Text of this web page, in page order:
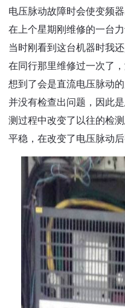
电压脉动故障时会使变频
在上个星期刚维修的一台
当时刚看到这台机器时我
在同行那里维修过一次了
想到了会是直流电压脉动
并没有检查出问题，因此
测过程中改变了以往的检
平稳，在改变了电压脉动